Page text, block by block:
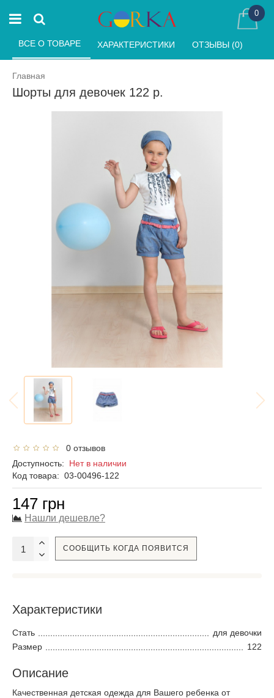
0
Главная
Шорты для девочек 122 р.
ВСЕ О ТОВАРЕ ХАРАКТЕРИСТИКИ ОТЗЫВЫ (0)
0 отзывов
Доступность: Нет в наличии
Код товара: 03-00496-122
147 грн
Нашли дешевле?
СООБЩИТЬ КОГДА ПОЯВИТСЯ
Характеристики
Стать
для девочки
Размер
122
Описание
Качественная детская одежда для Вашего ребенка от